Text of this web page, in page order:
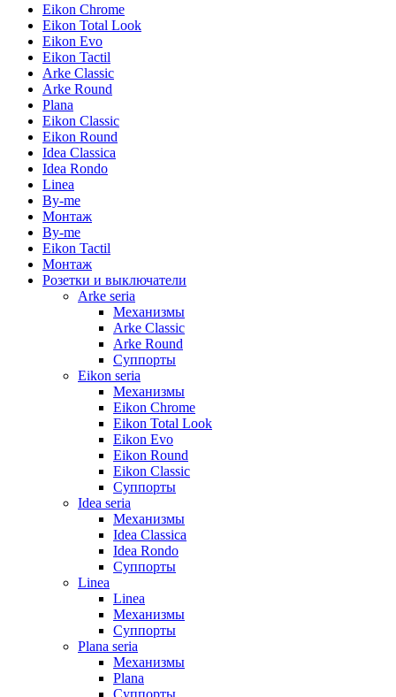
Eikon Chrome
Eikon Total Look
Eikon Evo
Eikon Tactil
Arke Classic
Arke Round
Plana
Eikon Classic
Eikon Round
Idea Classica
Idea Rondo
Linea
By-me
Монтаж
By-me
Eikon Tactil
Монтаж
Розетки и выключатели
Arke seria
Механизмы
Arke Classic
Arke Round
Суппорты
Eikon seria
Механизмы
Eikon Chrome
Eikon Total Look
Eikon Evo
Eikon Round
Eikon Classic
Суппорты
Idea seria
Механизмы
Idea Classica
Idea Rondo
Суппорты
Linea
Linea
Механизмы
Суппорты
Plana seria
Механизмы
Plana
Суппорты